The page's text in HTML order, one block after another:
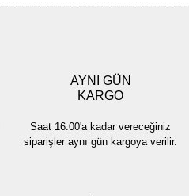
Gönder
AYNI GÜN
KARGO
Saat 16.00'a kadar vereceğiniz
siparişler aynı gün kargoya verilir.